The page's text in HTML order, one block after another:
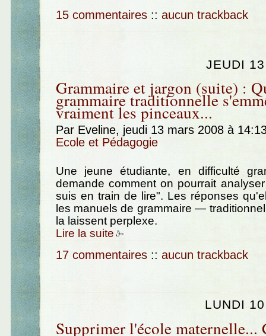
15 commentaires :: aucun trackback
JEUDI
Grammaire et jargon (suite) :
grammaire traditionnelle
vraiment les pinceaux...
Par Eveline, jeudi 13 mars 2008 à
Ecole et Pédagogie
Une jeune étudiante, en difficulté
demande comment on pourrait
suis en train de lire". Les réponses
les manuels de grammaire —
la laissent perplexe.
Lire la suite
17 commentaires :: aucun trackback
LUNDI
Supprimer l'école maternelle...